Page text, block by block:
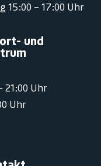
15:00 – 17:00 Uhr
und
21:00 Uhr
Uhr